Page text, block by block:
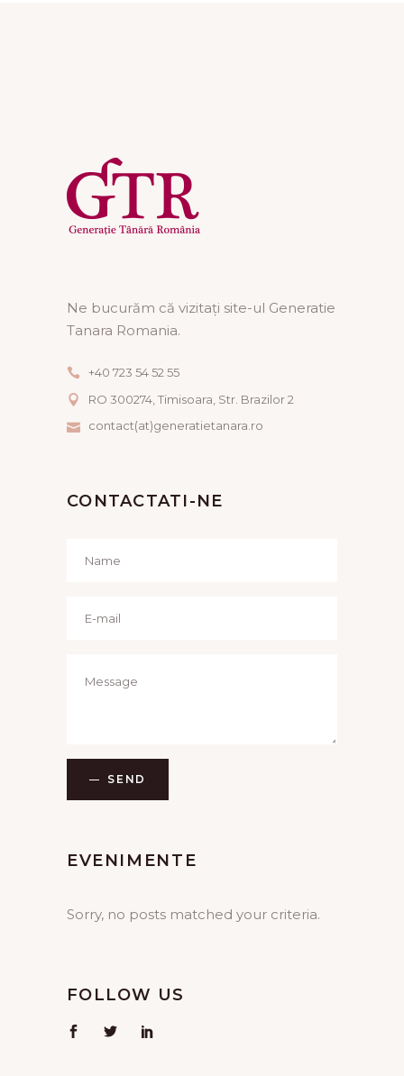
Ne bucurăm că vizitați site-ul Generatie
Tanara Romania.
+40 723 54 52 55
RO 300274, Timisoara, Str. Brazilor 2
contact(at)generatietanara.ro
CONTACTATI-NE
SEND
EVENIMENTE
Sorry, no posts matched your criteria.
FOLLOW US